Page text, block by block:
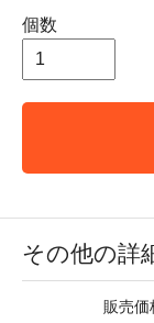
個数
その他の詳
販売価